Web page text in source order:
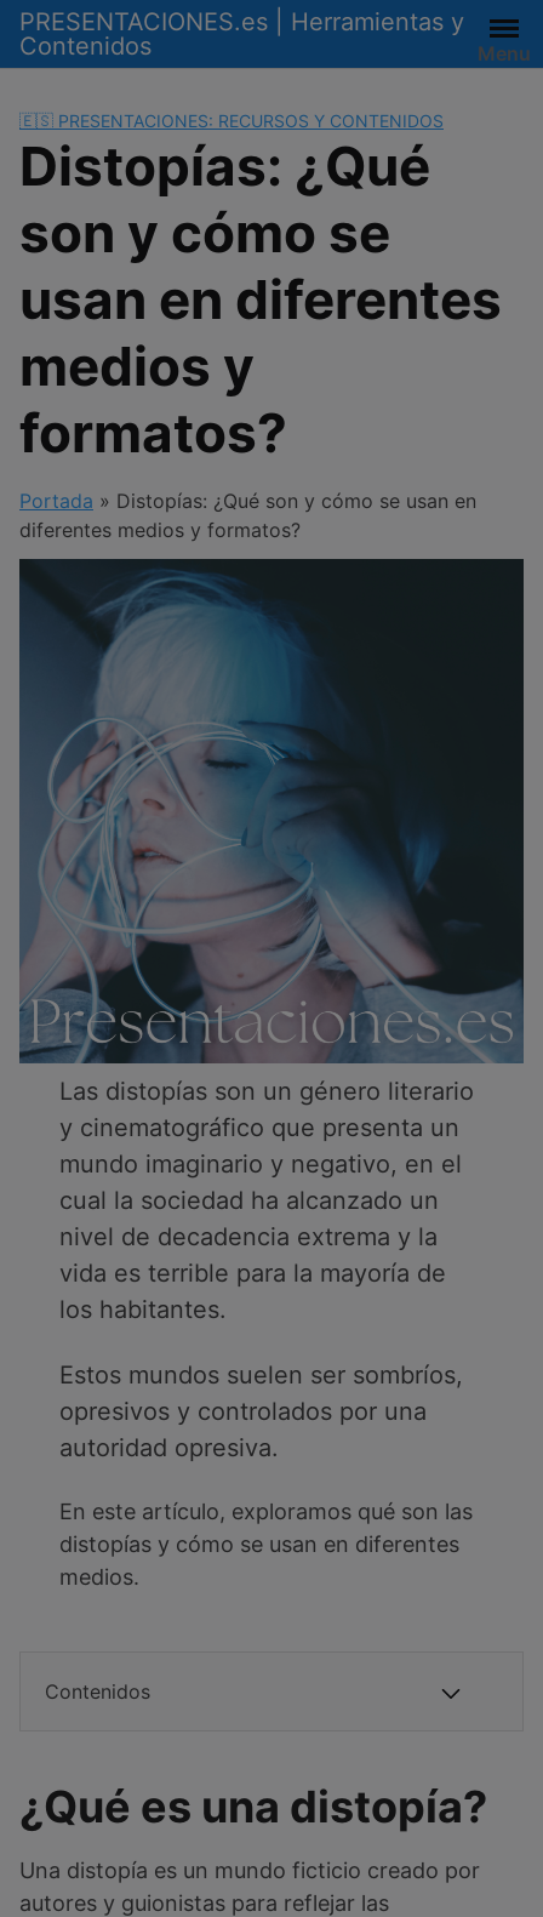
Saltar
contenido
PRESENTACIONES.es | Herramientas y
Contenidos
Menu
🇪🇸 PRESENTACIONES: RECURSOS Y CONTENIDOS
Distopías: ¿Qué
son y cómo se
usan en diferentes
medios y
formatos?
Portada » Distopías: ¿Qué son y cómo se usan en
diferentes medios y formatos?
Las distopías son un género literario
y cinematográfico que presenta un
mundo imaginario y negativo, en el
cual la sociedad ha alcanzado un
nivel de decadencia extrema y la
vida es terrible para la mayoría de
los habitantes.
Estos mundos suelen ser sombríos,
opresivos y controlados por una
autoridad opresiva.
En este artículo, exploramos qué son las
distopías y cómo se usan en diferentes
medios.
Contenidos
¿Qué es una distopía?
Una distopía es un mundo ficticio creado por
autores y guionistas para reflejar las